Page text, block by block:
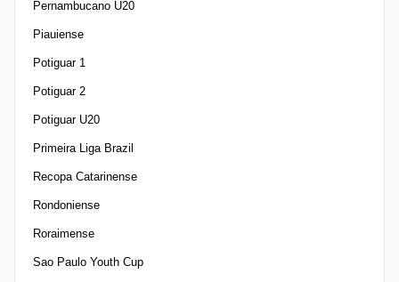
Pernambucano U20
Piauiense
Potiguar 1
Potiguar 2
Potiguar U20
Primeira Liga Brazil
Recopa Catarinense
Rondoniense
Roraimense
Sao Paulo Youth Cup